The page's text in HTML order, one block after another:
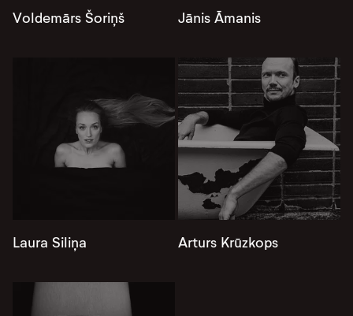
Voldemārs Šoriņš Jānis Āmanis
Laura Siliņa Arturs Krūzkops